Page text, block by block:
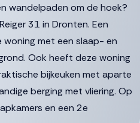
wandelpaden om de hoek?
31 in Dronten. Een
woning met een slaap- en
Ook heeft deze woning
bijkeuken met aparte
berging met vliering. Op
en een 2e